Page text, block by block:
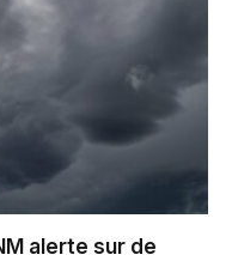
alerte sur de